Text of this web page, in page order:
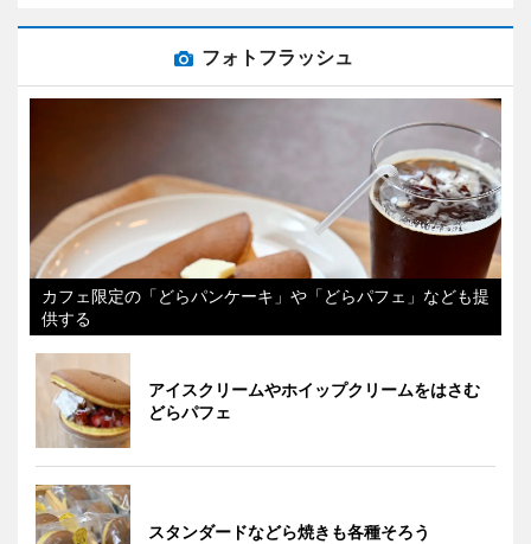
フォトフラッシュ
カフェ限定の「どらパンケーキ」や「どらパフェ」なども提
供する
アイスクリームやホイップクリームをはさむ
どらパフェ
スタンダードなどら焼きも各種そろう